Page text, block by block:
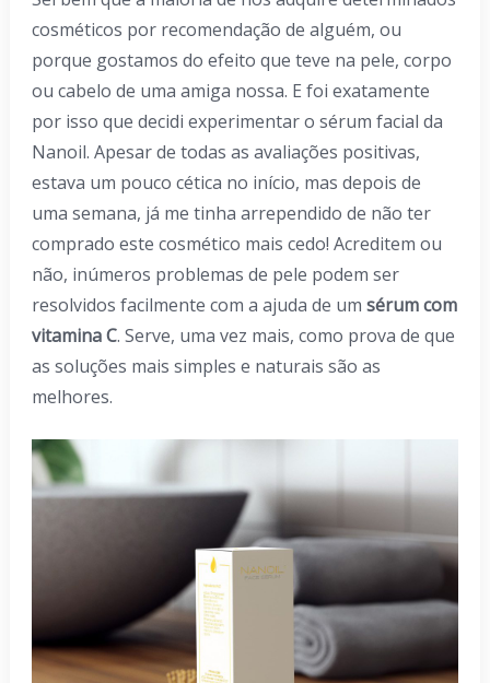
cosméticos por recomendação de alguém, ou
porque gostamos do efeito que teve na pele, corpo
ou cabelo de uma amiga nossa. E foi exatamente
por isso que decidi experimentar o sérum facial da
Nanoil. Apesar de todas as avaliações positivas,
estava um pouco cética no início, mas depois de
uma semana, já me tinha arrependido de não ter
comprado este cosmético mais cedo! Acreditem ou
não, inúmeros problemas de pele podem ser
resolvidos facilmente com a ajuda de um sérum com
vitamina C. Serve, uma vez mais, como prova de que
as soluções mais simples e naturais são as
melhores.